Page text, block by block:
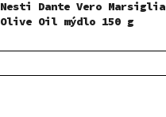
Nesti Dante Vero Marsiglia
Olive Oil mýdlo 150 g